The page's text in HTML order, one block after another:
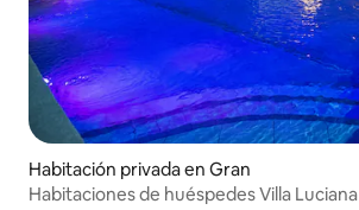
Habitación privada en Gran
Habitaciones de huéspedes Villa Luciana